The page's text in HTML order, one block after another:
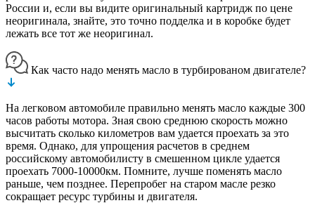
России и, если вы видите оригинальный картридж по цене
неоригинала, знайте, это точно подделка и в коробке будет
лежать все тот же неоригинал.
Как часто надо менять масло в турбированом двигателе?
На легковом автомобиле правильно менять масло каждые 300
часов работы мотора. Зная свою среднюю скорость можно
высчитать сколько километров вам удается проехать за это
время. Однако, для упрощения расчетов в среднем
российскому автомобилисту в смешенном цикле удается
проехать 7000-10000км. Помните, лучше поменять масло
раньше, чем позднее. Перепробег на старом масле резко
сокращает ресурс турбины и двигателя.